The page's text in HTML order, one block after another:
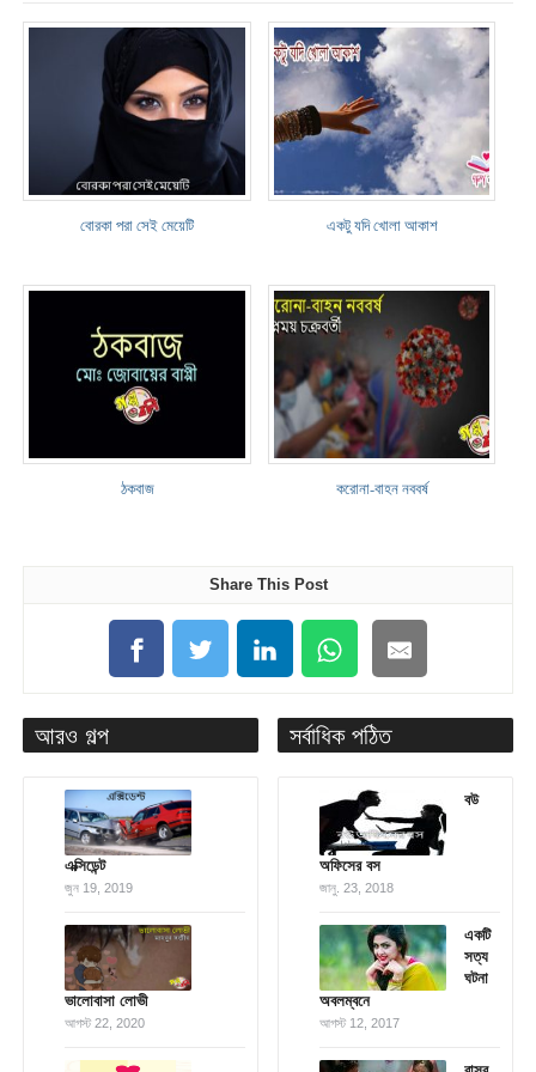
বোরকা পরা সেই মেয়েটি একটু যদি খোলা আকাশ
ঠকবাজ করোনা-বাহন নববর্ষ
Share This Post
আরও গল্প
এক্সিডেন্ট
জুন 19, 2019
ভালোবাসা লোভী
আগস্ট 22, 2020
সর্বাধিক পঠিত
বউ
অফিসের বস
জানু. 23, 2018
একটি
সত্য
ঘটনা
অবলম্বনে
আগস্ট 12, 2017